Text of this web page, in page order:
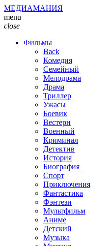
МЕДИАМАНИЯ
menu
close
Фильмы
Back
Комедия
Семейный
Мелодрама
Драма
Триллер
Ужасы
Боевик
Вестерн
Военный
Криминал
Детектив
История
Биография
Спорт
Приключения
Фантастика
Фэнтези
Мультфильм
Аниме
Детский
Музыка